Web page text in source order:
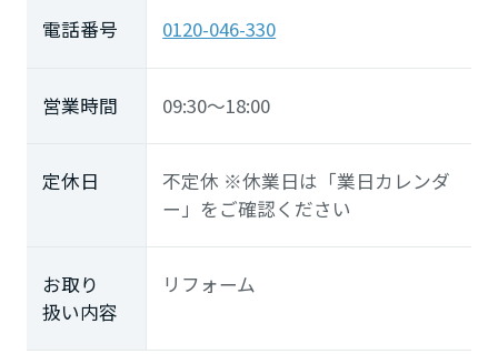
電話番号 0120-046-330
営業時間 09:30～18:00
定休日
不定休 ※休業日は「業日カレンダ
ー」をご確認ください
お取り
扱い内容
リフォーム